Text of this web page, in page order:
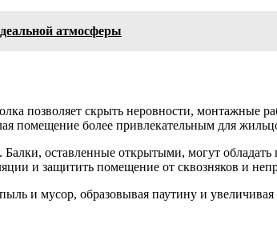
атмосферы
позволяет скрыть неровности, монтажные
помещение более привлекательным для
оставленные открытыми, могут обладать
и защитить помещение от сквозняков и
и мусор, образовывая паутину и